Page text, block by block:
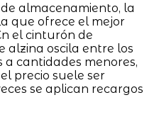
almacenamiento, la
que ofrece el mejor
el cinturón de
alzina oscila entre los
a cantidades menores,
precio suele ser
se aplican recargos